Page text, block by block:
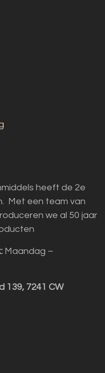
heeft de 2e
Met een team van
we al 50 jaar
Maandag –
139, 7241 CW